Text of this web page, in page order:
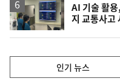
AI 기술 활
지 교통사
인기 뉴스